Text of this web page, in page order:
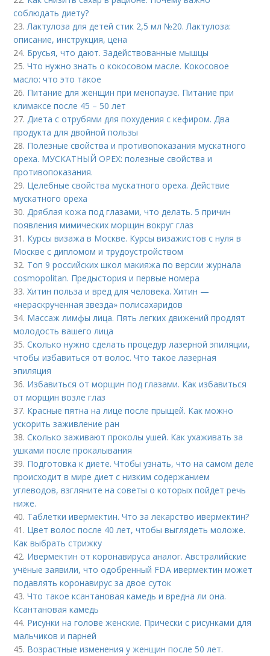
соблюдать диету?
23.Лактулоза для детей стик 2,5 мл №20. Лактулоза:
описание, инструкция, цена
24. Брусья, что дают. Задействованные мышцы
25.Что нужно знать о кокосовом масле. Кокосовое
масло: что это такое
26. Питание для женщин при менопаузе. Питание при
климаксе после 45 – 50 лет
27.Диета с отрубями для похудения с кефиром. Два
продукта для двойной пользы
28. Полезные свойства и противопоказания мускатного
ореха. МУСКАТНЫЙ ОРЕХ: полезные свойства и
противопоказания.
29. Целебные свойства мускатного ореха. Действие
мускатного ореха
30.Дряблая кожа под глазами, что делать. 5 причин
появления мимических морщин вокруг глаз
31. Курсы визажа в Москве. Курсы визажистов с нуля в
Москве с дипломом и трудоустройством
32. Топ 9 российских школ макияжа по версии журнала
cosmopolitan. Предыстория и первые номера
33.Хитин польза и вред для человека. Хитин —
«нераскрученная звезда» полисахаридов
34. Массаж лимфы лица. Пять легких движений продлят
молодость вашего лица
35.Сколько нужно сделать процедур лазерной эпиляции,
чтобы избавиться от волос. Что такое лазерная
эпиляция
36. Избавиться от морщин под глазами. Как избавиться
от морщин возле глаз
37. Красные пятна на лице после прыщей. Как можно
ускорить заживление ран
38.Сколько заживают проколы ушей. Как ухаживать за
ушками после прокалывания
39. Подготовка к диете. Чтобы узнать, что на самом деле
происходит в мире диет с низким содержанием
углеводов, взгляните на советы о которых пойдет речь
ниже.
40. Таблетки ивермектин. Что за лекарство ивермектин?
41. Цвет волос после 40 лет, чтобы выглядеть моложе.
Как выбрать стрижку
42. Ивермектин от коронавируса аналог. Австралийские
учёные заявили, что одобренный FDA ивермектин может
подавлять коронавирус за двое суток
43.Что такое ксантановая камедь и вредна ли она.
Ксантановая камедь
44. Рисунки на голове женские. Прически с рисунками для
мальчиков и парней
45. Возрастные изменения у женщин после 50 лет.